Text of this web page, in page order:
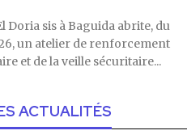
Doria sis à Baguida abrite, du
un atelier de renforcement
et de la veille sécuritaire...
ACTUALITÉS